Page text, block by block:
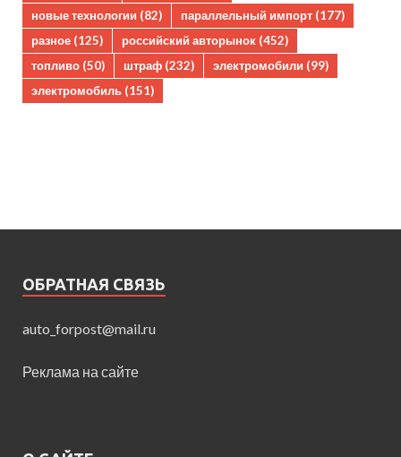
новые технологии (82) параллельный импорт (177)
разное (125) российский авторынок (452)
топливо (50) штраф (232) электромобили (99)
электромобиль (151)
ОБРАТНАЯ СВЯЗЬ
auto_forpost@mail.ru
Реклама на сайте